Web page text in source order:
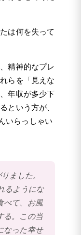
は何を失って
精神的なプレ
らを「見えな
年収が多少下
という方が、
いらっしゃい
ました。
るようにな
べて、お風
る。この当
なった幸せ